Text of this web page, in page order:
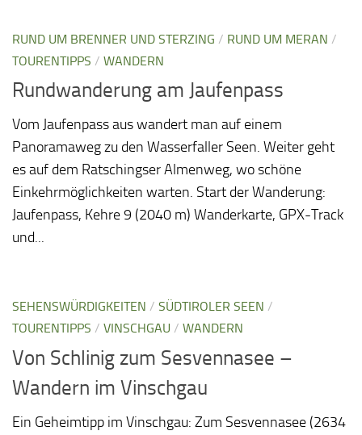
RUND UM BRENNER UND STERZING / RUND UM MERAN /
TOURENTIPPS / WANDERN
Rundwanderung am Jaufenpass
Vom Jaufenpass aus wandert man auf einem
Panoramaweg zu den Wasserfaller Seen. Weiter geht
es auf dem Ratschingser Almenweg, wo schöne
Einkehrmöglichkeiten warten. Start der Wanderung:
Jaufenpass, Kehre 9 (2040 m) Wanderkarte, GPX-Track
und...
SEHENSWÜRDIGKEITEN / SÜDTIROLER SEEN /
TOURENTIPPS / VINSCHGAU / WANDERN
Von Schlinig zum Sesvennasee –
Wandern im Vinschgau
Ein Geheimtipp im Vinschgau: Zum Sesvennasee (2634